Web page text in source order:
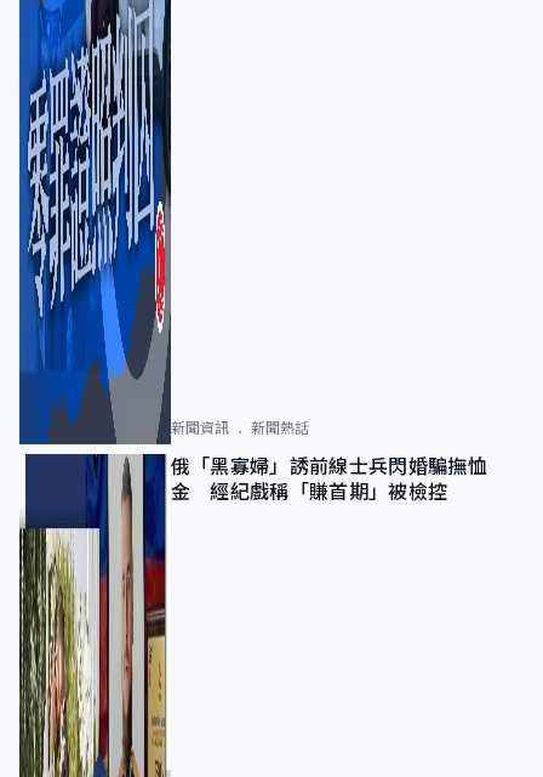
新聞資訊 新聞熱話
俄「黑寡婦」誘前線士兵閃婚騙撫恤
金 經紀戲稱「賺首期」被檢控